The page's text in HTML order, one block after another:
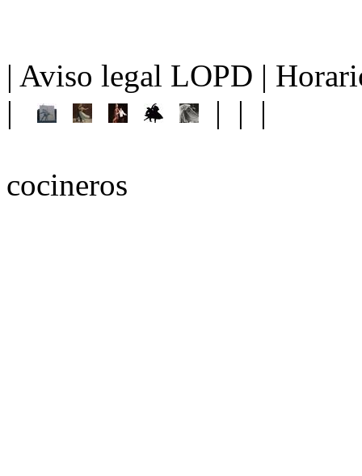
| Aviso legal LOPD |
|
| | |
cocineros